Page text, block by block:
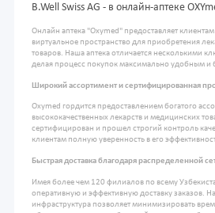
B.Well Swiss AG - в онлайн-аптеке
Онлайн аптека "Oxymed" предоставляет
виртуальное пространство для приобретения
товаров. Наша аптека отличается несколькими
делая процесс покупок максимально удобным и
Широкий ассортимент и сертифицированная
Oxymed гордится предоставлением богатого
высококачественных лекарств и медицинских
сертифицирован и прошел строгий контроль
клиентам полную уверенность в его
Быстрая доставка благодаря распределенной
Имея более чем 120 филиалов по всему
оперативную и эффективную доставку заказов.
инфраструктура позволяет минимизировать